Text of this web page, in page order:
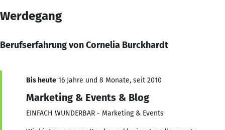
Werdegang
Berufserfahrung von Cornelia Burckhardt
Bis heute 16 Jahre und 8 Monate, seit 2010
Marketing & Events & Blog
EINFACH WUNDERBAR - Marketing & Events